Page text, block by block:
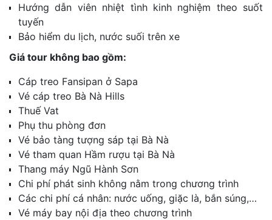
Hướng dẫn viên nhiệt tình kinh nghiệm theo suốt
tuyến
Bảo hiểm du lịch, nước suối trên xe
Giá tour không bao gồm:
Cáp treo Fansipan ở Sapa
Vé cáp treo Bà Nà Hills
Thuế Vat
Phụ thu phòng đơn
Vé bảo tàng tượng sáp tại Bà Nà
Vé tham quan Hầm rượu tại Bà Nà
Thang máy Ngũ Hành Sơn
Chi phí phát sinh không nằm trong chương trình
Các chi phí cá nhân: nước uống, giặc là, bắn súng,…
Vé máy bay nội địa theo chương trình